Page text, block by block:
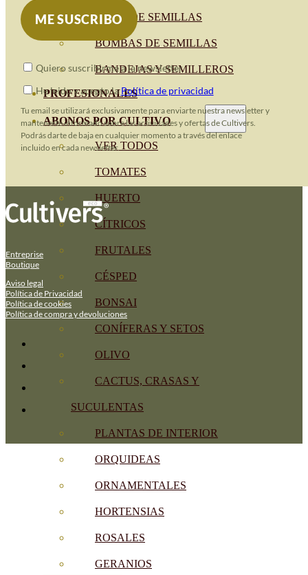
TIRAS DE SEMILLAS
BOMBAS DE SEMILLAS
BANDEJAS Y SEMILLEROS
PROFESIONALES
ABONOS POR CULTIVO
VER TODOS
TOMATES
HUERTO
CÍTRICOS
FRUTALES
CÉSPED
BONSAI
CONÍFERAS Y SETOS
OLIVO
CACTUS, CRASAS Y
SUCULENTAS
PLANTAS DE INTERIOR
ORQUIDEAS
ORNAMENTALES
HORTENSIAS
ROSALES
GERANIOS
Quiero suscribirme a la newsletter
He leido y acepto laPolítica de privacidad
Tu email se utilizará exclusivamente para enviarte nuestra newsletter y
mantenerte informado sobre las actividades y ofertas de Cultivers.
Podrás darte de baja en cualquier momento a través del enlace
incluido en cada newsletter.
Entreprise
Boutique
Aviso legal
Política de Privacidad
Política de cookies
Política de compra y devoluciones